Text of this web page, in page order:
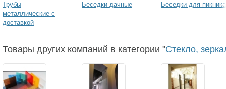
Трубы
металлические с
доставкой
Беседки дачные Беседки для пикника
Товары других компаний в категории "Стекло,